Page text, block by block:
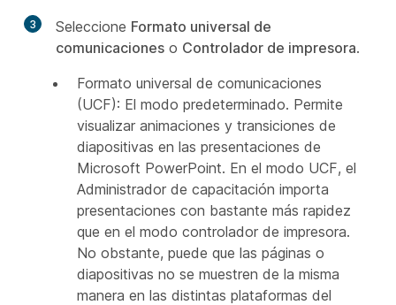
3 Seleccione Formato universal de
comunicaciones o Controlador de impresora.
Formato universal de comunicaciones
(UCF): El modo predeterminado. Permite
visualizar animaciones y transiciones de
diapositivas en las presentaciones de
Microsoft PowerPoint. En el modo UCF, el
Administrador de capacitación importa
presentaciones con bastante más rapidez
que en el modo controlador de impresora.
No obstante, puede que las páginas o
diapositivas no se muestren de la misma
manera en las distintas plataformas del